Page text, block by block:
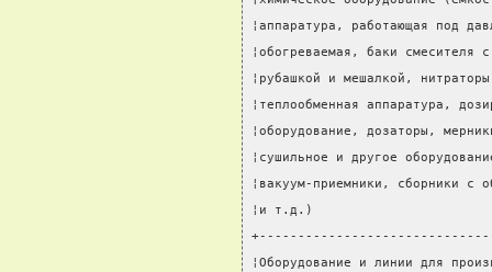
¦аппаратура, работающая
¦обогреваемая, баки
¦рубашкой и мешалкой,
¦теплообменная
¦оборудование, дозаторы,
¦сушильное и другое
¦вакуум-приемники,
¦и т.д.)
¦Оборудование и линии